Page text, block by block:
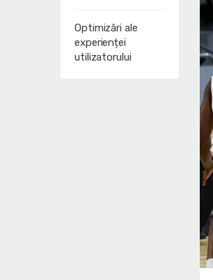
Optimizări ale
experienței
utilizatorului